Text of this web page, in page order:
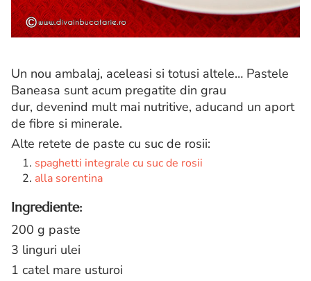
Un nou ambalaj, aceleasi si totusi altele… Pastele
Baneasa sunt acum pregatite din grau
dur, devenind mult mai nutritive, aducand un aport
de fibre si minerale.
Alte retete de paste cu suc de rosii:
spaghetti integrale cu suc de rosii
alla sorentina
Ingrediente:
200 g paste
3 linguri ulei
1 catel mare usturoi